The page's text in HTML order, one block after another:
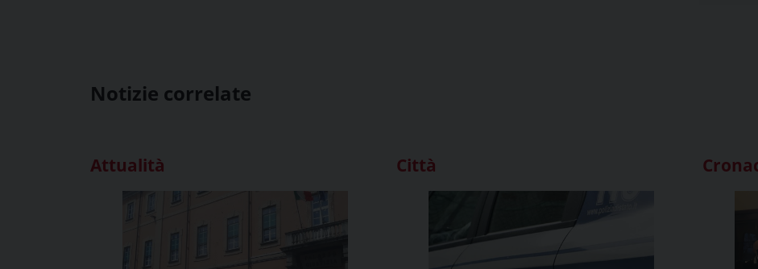
Notizie correlate
Attualità Città